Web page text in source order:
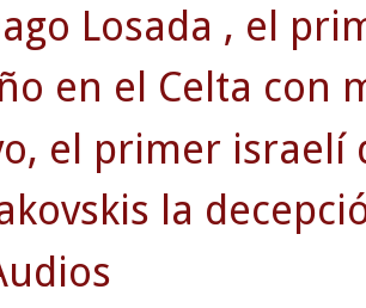
Losada , el
en el Celta con
el primer israelí
la